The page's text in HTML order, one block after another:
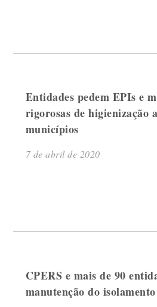
Entidades pedem EPIs e
rigorosas de higienização
municípios
7 de abril de 2020
CPERS e mais de 90
manutenção do